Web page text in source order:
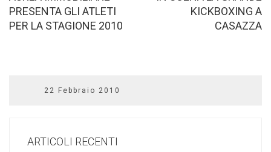
PRESENTA GLI ATLETI
PER LA STAGIONE 2010
KICKBOXING A
CASAZZA
22 Febbraio 2010
ARTICOLI RECENTI